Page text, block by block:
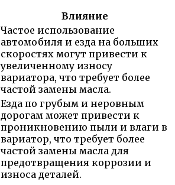
Влияние
Частое использование
автомобиля и езда на больших
скоростях могут привести к
увеличенному износу
вариатора, что требует более
частой замены масла.
Езда по грубым и неровным
дорогам может привести к
проникновению пыли и влаги в
вариатор, что требует более
частой замены масла для
предотвращения коррозии и
износа деталей.